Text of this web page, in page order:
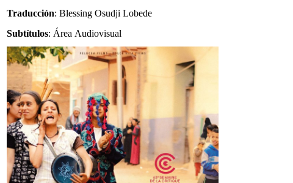
Traducción: Blessing Osudji Lobede
Subtítulos: Área Audiovisual